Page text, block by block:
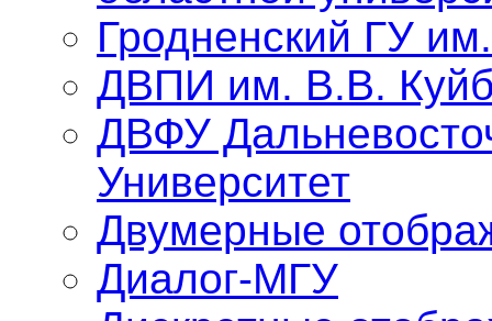
Гродненский ГУ
ДВПИ им. В.В.
ДВФУ
Университет
Двумерные
Диалог-МГУ